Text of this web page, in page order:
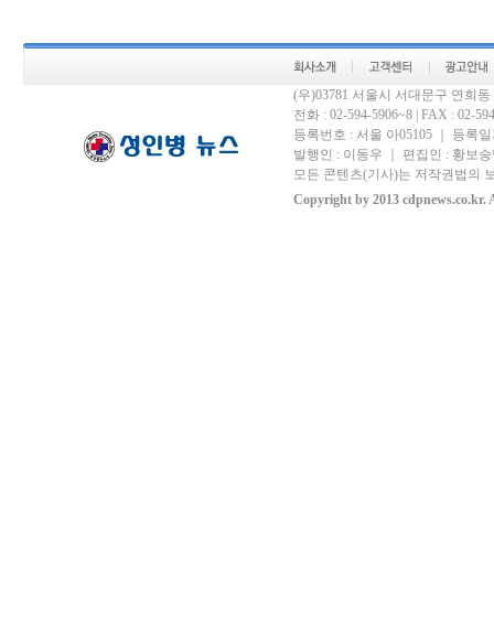
(우)03781 서울시 서대문구 연희
전화 : 02-594-5906~8 | FAX : 02-
등록번호 : 서울 아05105 ｜ 등록
발행인 : 이동우 ｜ 편집인 : 황보
모든 콘텐츠(기사)는 저작권법의
Copyright by 2013 cdpnews.co.kr.